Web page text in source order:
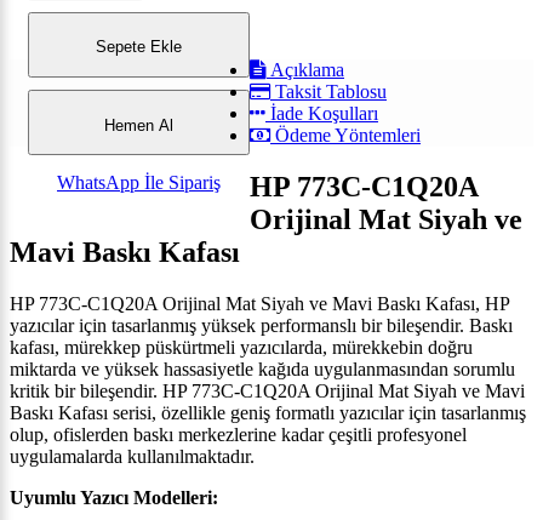
Sepete Ekle
Hemen Al
WhatsApp İle Sipariş
Açıklama
Taksit Tablosu
İade Koşulları
Ödeme Yöntemleri
HP 773C-C1Q20A
Orijinal Mat Siyah ve
Mavi Baskı Kafası
HP 773C-C1Q20A Orijinal Mat Siyah ve Mavi Baskı Kafası, HP
yazıcılar için tasarlanmış yüksek performanslı bir bileşendir. Baskı
kafası, mürekkep püskürtmeli yazıcılarda, mürekkebin doğru
miktarda ve yüksek hassasiyetle kağıda uygulanmasından sorumlu
kritik bir bileşendir. HP 773C-C1Q20A Orijinal Mat Siyah ve Mavi
Baskı Kafası serisi, özellikle geniş formatlı yazıcılar için tasarlanmış
olup, ofislerden baskı merkezlerine kadar çeşitli profesyonel
uygulamalarda kullanılmaktadır.
Uyumlu Yazıcı Modelleri: